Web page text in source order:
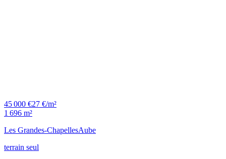
45 000 €27 €/m²
1 696 m²
Les Grandes-ChapellesAube
terrain seul